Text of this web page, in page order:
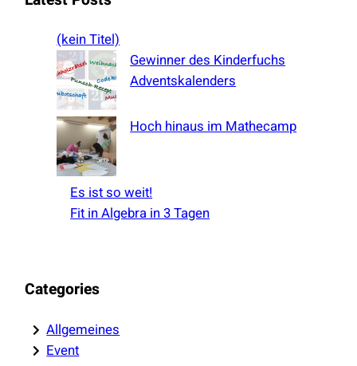
(kein Titel)
Gewinner des Kinderfuchs
Adventskalenders
Hoch hinaus im Mathecamp
Es ist so weit!
Fit in Algebra in 3 Tagen
Categories
Allgemeines
Event